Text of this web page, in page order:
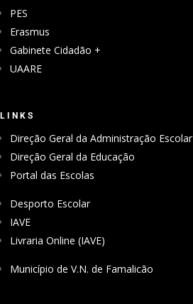
PES
Erasmus
Gabinete Cidadão +
UAARE
LINKS
Direção Geral da Administração Escolar
Direção Geral da Educação
Portal das Escolas
Desporto Escolar
IAVE
Livraria Online (IAVE)
Município de V.N. de Famalicão